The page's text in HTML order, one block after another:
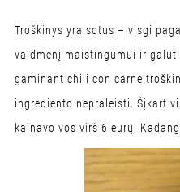
Troškinys yra sotus – visgi
vaidmenį maistingumui ir
gaminant chili con carne
ingrediento nepraleisti. Šįkart
kainavo vos virš 6 eurų.